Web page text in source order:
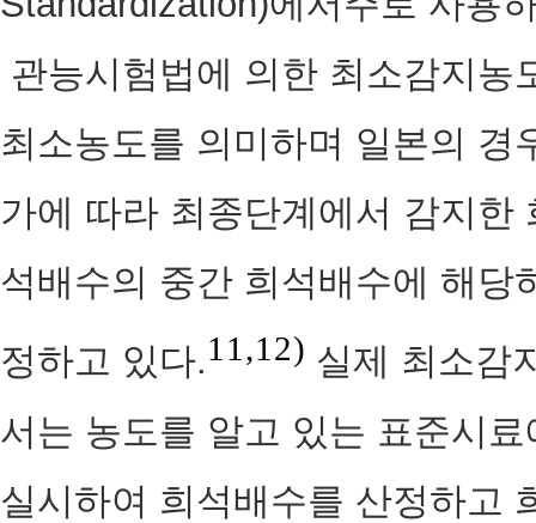
관능시험법에 의한 최소감지농
최소농도를 의미하며 일본의 경
가에 따라 최종단계에서 감지
석배수의 중간 희석배수에 해당
정하고 있다.11,12) 실제 최소감
서는 농도를 알고 있는 표준시
실시하여 희석배수를 산정하고